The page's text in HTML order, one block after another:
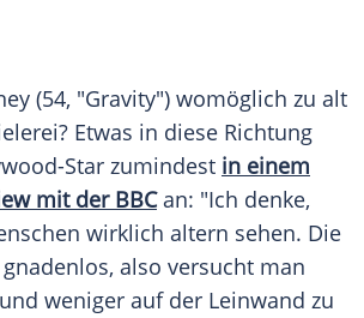
(54, "Gravity") womöglich zu alt
? Etwas in diese Richtung
Star zumindest in einem
mit der BBCan: "Ich denke,
wirklich altern sehen. Die
also versucht man
weniger auf der Leinwand zu